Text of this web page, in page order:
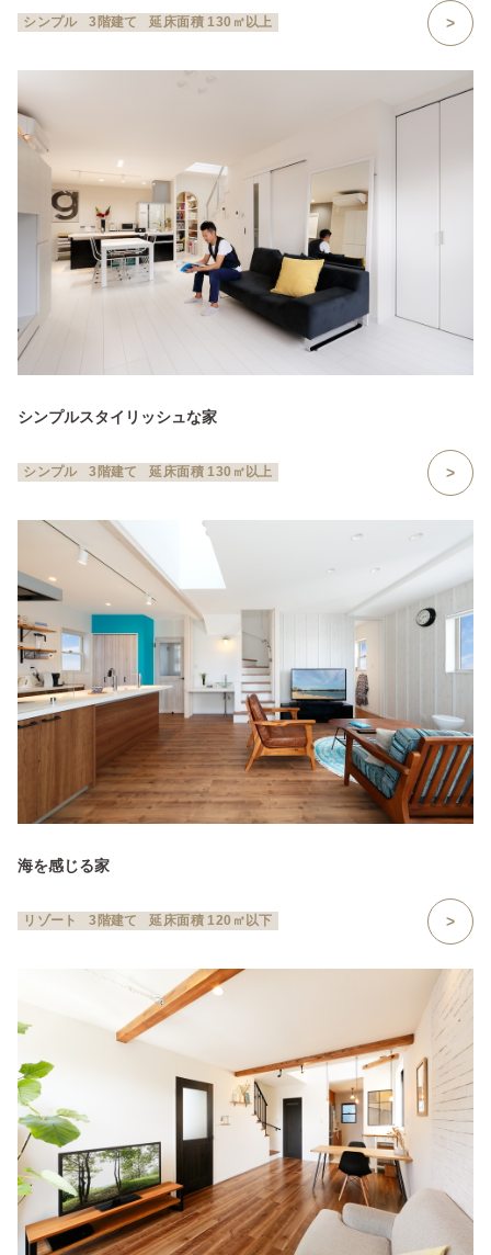
シンプル 3階建て 延床面積 130㎡以上
シンプルスタイリッシュな家
シンプル 3階建て 延床面積 130㎡以上
海を感じる家
リゾート 3階建て 延床面積 120㎡以下